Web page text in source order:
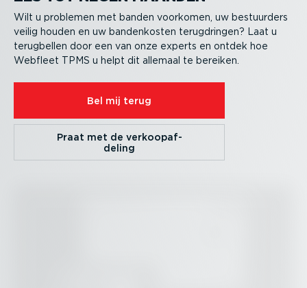
Wilt u problemen met banden voorkomen, uw bestuurders
veilig houden en uw banden­kosten terug­dringen? Laat u
terugbellen door een van onze experts en ontdek hoe
Webfleet TPMS u helpt dit allemaal te bereiken.
Bel mij terug
Praat met de verkoop­af­
deling